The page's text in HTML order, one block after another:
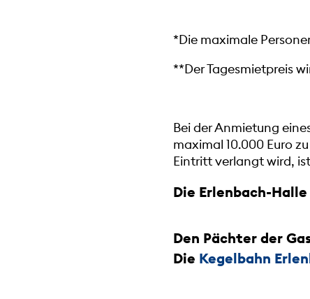
*Die maximale
**Der Tagesmietpreis
Bei der Anmietung
maximal 10.000 Euro
Eintritt verlangt wird,
Die Erlenbach-
Den Pächter der
Die Kegelbahn